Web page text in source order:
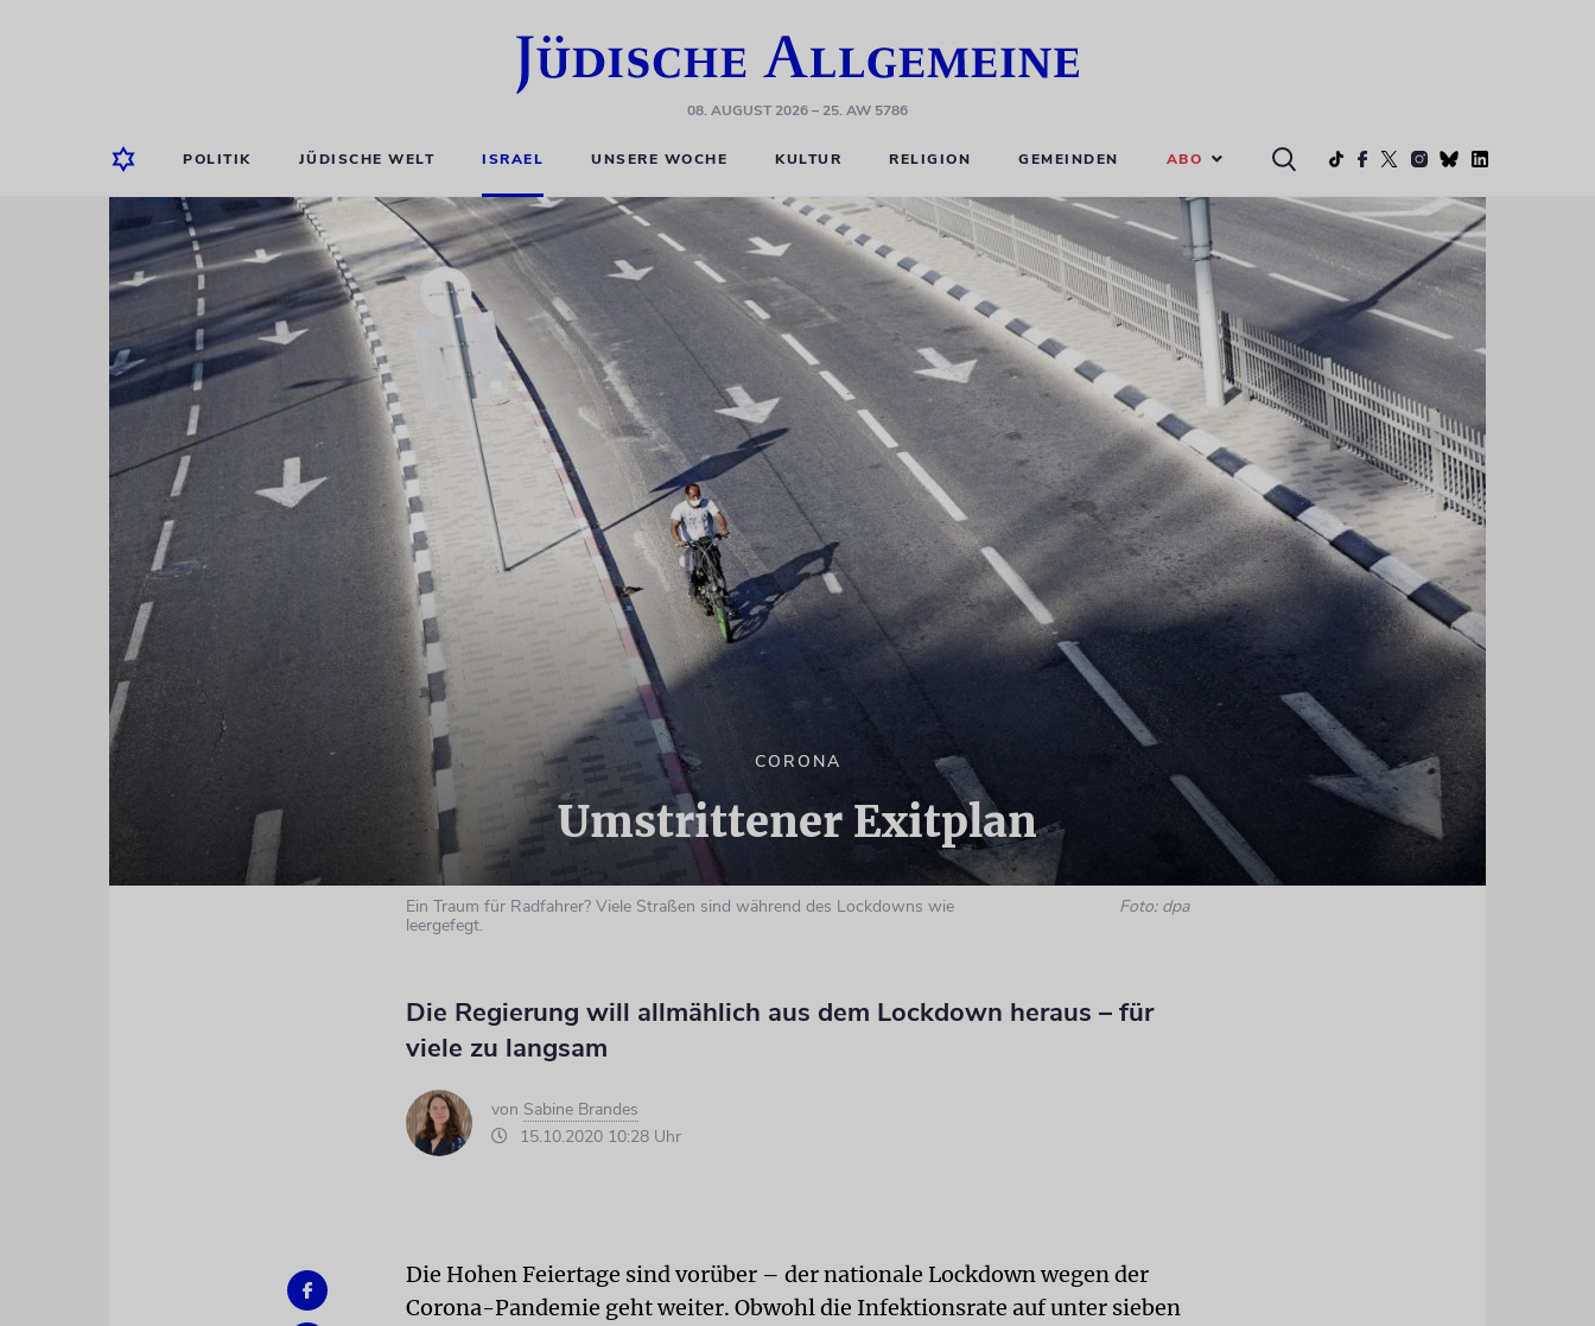
08. AUGUST 2026– 25. AW 5786
POLITIK JÜDISCHE WELT ISRAEL UNSERE WOCHE KULTUR RELIGION GEMEINDEN ABO
CORONA
Umstrittener Exitplan
Ein Traum für Radfahrer? Viele Straßen sind während des Lockdowns wie
leergefegt.
Foto: dpa
Die Regierung will allmählich aus dem Lockdown heraus – für
viele zu langsam
von Sabine Brandes
15.10.2020 10:28 Uhr
Die Hohen Feiertage sind vorüber – der nationale Lockdown wegen der
Corona-Pandemie geht weiter. Obwohl die Infektionsrate auf unter sieben